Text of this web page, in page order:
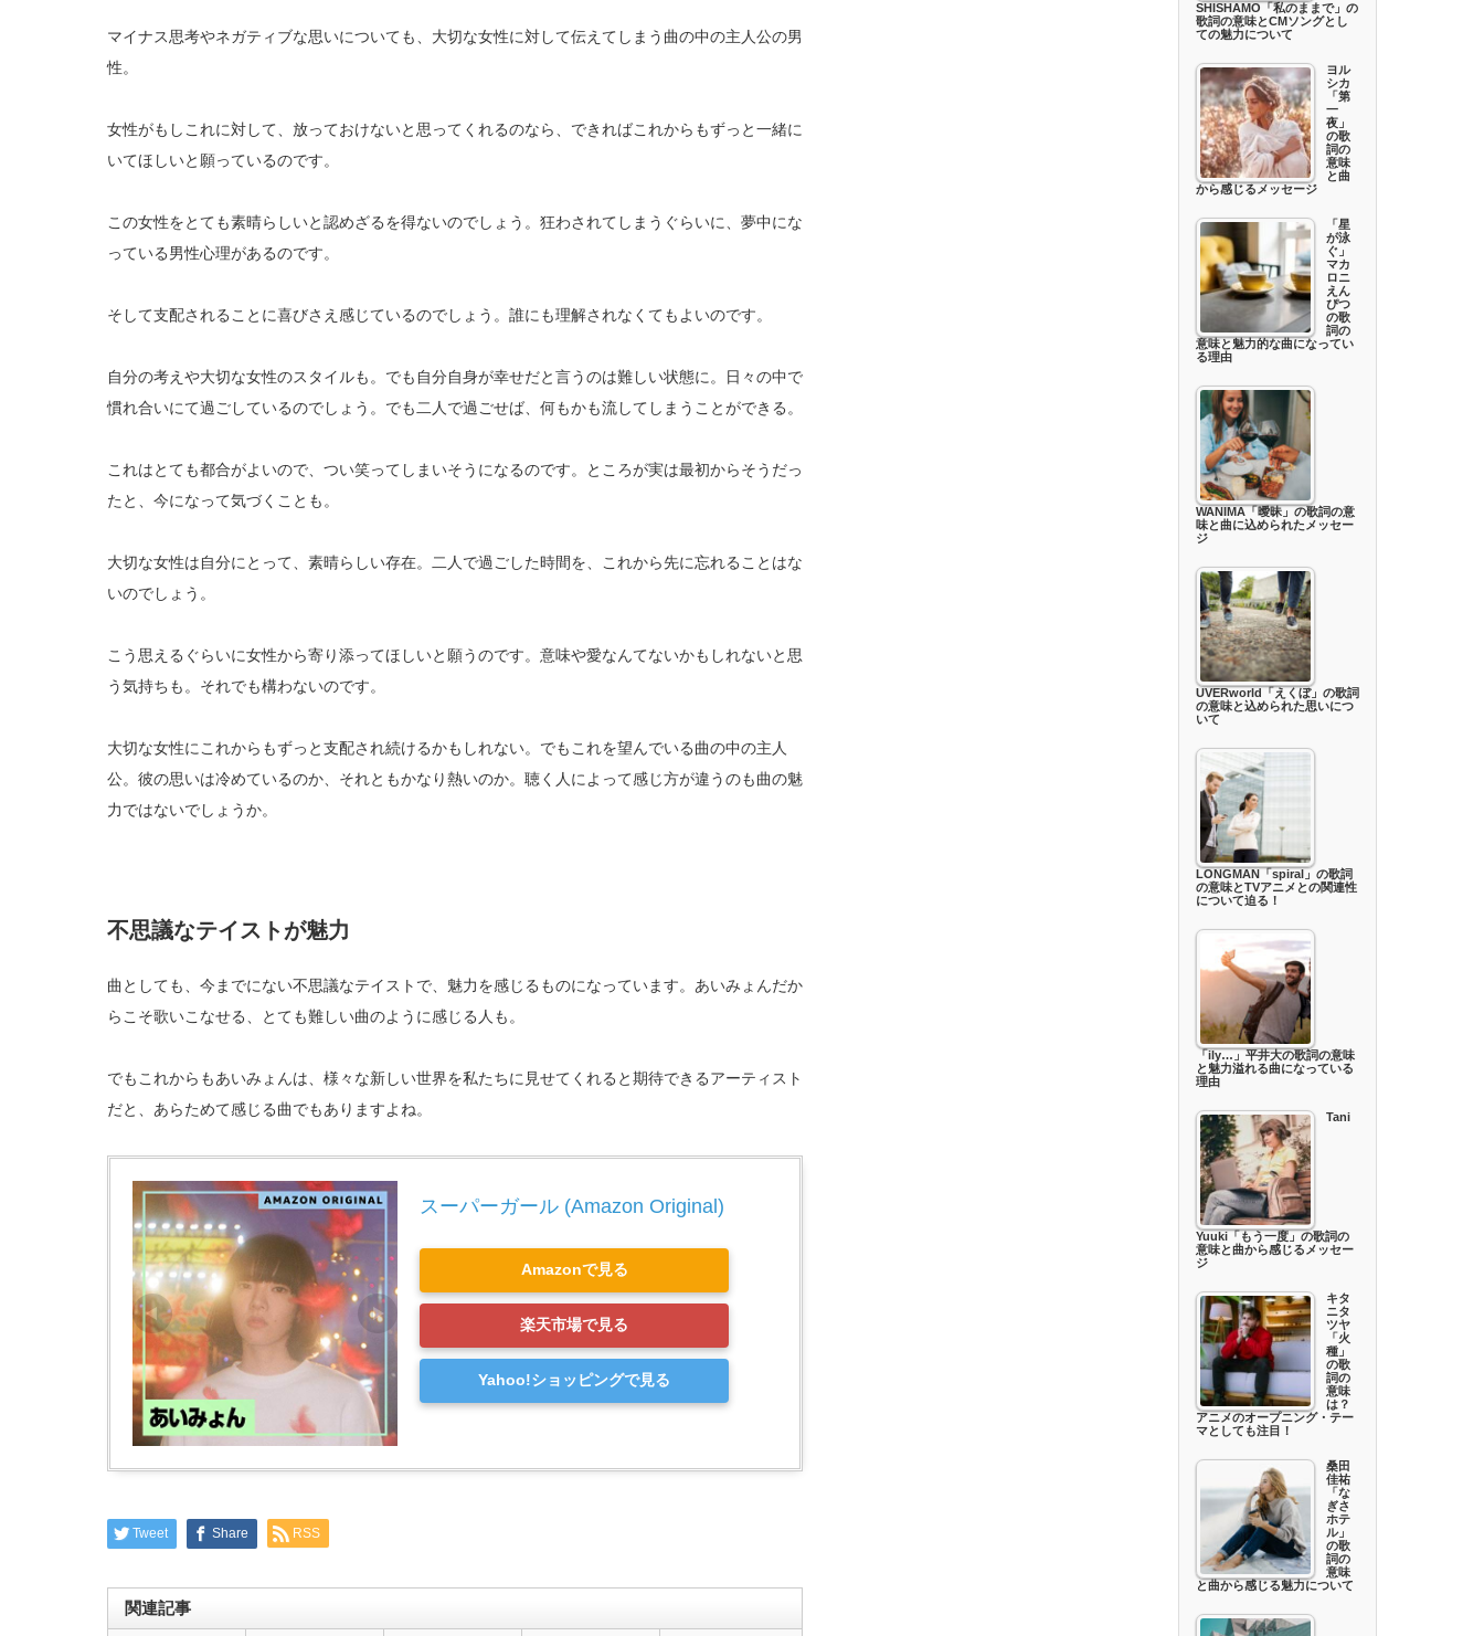
マイナス思考やネガティブな思いについても、大切な女性に対して伝えてしまう曲の中の主人公の男
性。
女性がもしこれに対して、放っておけないと思ってくれるのなら、できればこれからもずっと一緒に
いてほしいと願っているのです。
この女性をとても素晴らしいと認めざるを得ないのでしょう。狂わされてしまうぐらいに、夢中にな
っている男性心理があるのです。
そして支配されることに喜びさえ感じているのでしょう。誰にも理解されなくてもよいのです。
自分の考えや大切な女性のスタイルも。でも自分自身が幸せだと言うのは難しい状態に。日々の中で
慣れ合いにて過ごしているのでしょう。でも二人で過ごせば、何もかも流してしまうことができる。
これはとても都合がよいので、つい笑ってしまいそうになるのです。ところが実は最初からそうだっ
たと、今になって気づくことも。
大切な女性は自分にとって、素晴らしい存在。二人で過ごした時間を、これから先に忘れることはな
いのでしょう。
こう思えるぐらいに女性から寄り添ってほしいと願うのです。意味や愛なんてないかもしれないと思
う気持ちも。それでも構わないのです。
大切な女性にこれからもずっと支配され続けるかもしれない。でもこれを望んでいる曲の中の主人
公。彼の思いは冷めているのか、それともかなり熱いのか。聴く人によって感じ方が違うのも曲の魅
力ではないでしょうか。
不思議なテイストが魅力
曲としても、今までにない不思議なテイストで、魅力を感じるものになっています。あいみょんだか
らこそ歌いこなせる、とても難しい曲のように感じる人も。
でもこれからもあいみょんは、様々な新しい世界を私たちに見せてくれると期待できるアーティスト
だと、あらためて感じる曲でもありますよね。
スーパーガール (Amazon Original)
Amazonで見る
楽天市場で見る
Yahoo!ショッピングで見る
Tweet Share RSS
関連記事
SHISHAMO「私のままで」の
歌詞の意味とCMソングとし
ての魅力について
ヨル
シカ
「第
一
夜」
の歌
詞の
意味
と曲
から感じるメッセージ
「星
が泳
ぐ」
マカ
ロニ
えん
ぴつ
の歌
詞の
意味と魅力的な曲になってい
る理由
WANIMA「曖昧」の歌詞の意
味と曲に込められたメッセー
ジ
UVERworld「えくぼ」の歌詞
の意味と込められた思いにつ
いて
LONGMAN「spiral」の歌詞
の意味とTVアニメとの関連性
について迫る！
「ily…」平井大の歌詞の意味
と魅力溢れる曲になっている
理由
Tani
Yuuki「もう一度」の歌詞の
意味と曲から感じるメッセー
ジ
キタ
ニタ
ツヤ
「火
種」
の歌
詞の
意味
は？
アニメのオープニング・テー
マとしても注目！
桑田
佳祐
「な
ぎさ
ホテ
ル」
の歌
詞の
意味
と曲から感じる魅力について